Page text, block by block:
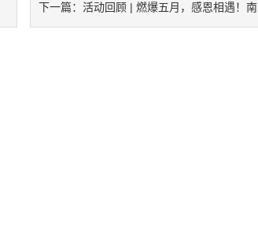
下一篇：活动回顾 | 燃爆五月，感恩相遇！